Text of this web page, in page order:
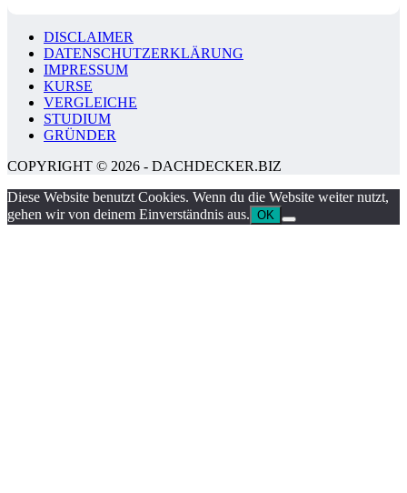
DISCLAIMER
DATENSCHUTZERKLÄRUNG
IMPRESSUM
KURSE
VERGLEICHE
STUDIUM
GRÜNDER
COPYRIGHT © 2026 - DACHDECKER.BIZ
Diese Website benutzt Cookies. Wenn du die Website weiter nutzt,
gehen wir von deinem Einverständnis aus. OK